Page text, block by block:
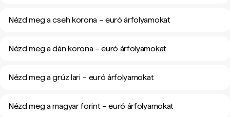
Nézd meg a cseh korona – euró árfolyamokat
Nézd meg a dán korona – euró árfolyamokat
Nézd meg a grúz lari – euró árfolyamokat
Nézd meg a magyar forint – euró árfolyamokat